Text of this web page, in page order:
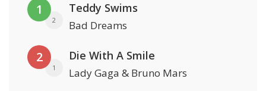
1
2
Teddy Swims
Bad Dreams
2
1
Die With A Smile
Lady Gaga & Bruno Mars